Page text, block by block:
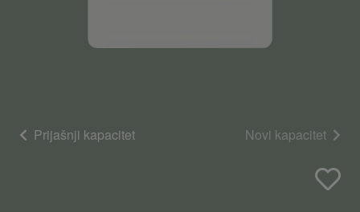
Prijašnji kapacitet Novi kapacitet